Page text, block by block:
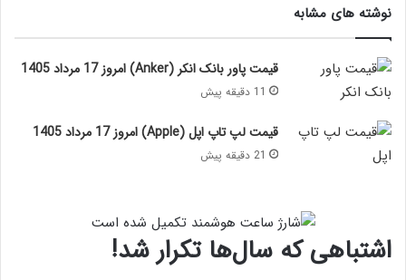
نوشته های مشابه
قیمت پاور بانک انکر (Anker) امروز 17 مرداد 1405
11 دقیقه پیش
قیمت لپ تاپ اپل (Apple) امروز 17 مرداد 1405
21 دقیقه پیش
اشتباهی که سال‌ها تکرار شد!